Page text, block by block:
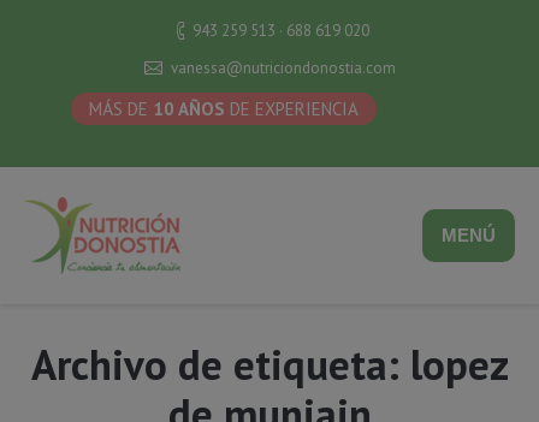
943 259 513 · 688 619 020
vanessa@nutriciondonostia.com
MÁS DE 10 AÑOS DE EXPERIENCIA
MENÚ
Archivo de etiqueta: lopez